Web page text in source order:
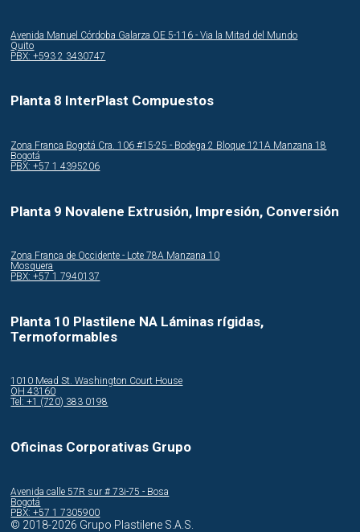
Avenida Manuel Córdoba Galarza OE 5-116 - Via la Mitad del Mundo
Quito
PBX: +593 2 3430747
Planta 8 InterPlast Compuestos
Zona Franca Bogotá Cra. 106 #15-25 - Bodega 2 Bloque 121A Manzana 18
Bogotá
PBX: +57 1 4395206
Planta 9 Novalene Extrusión, Impresión, Conversión
Zona Franca de Occidente - Lote 78A Manzana 10
Mosquera
PBX: +57 1 7940137
Planta 10 Plastilene NA Láminas rígidas,
Termoformables
1010 Mead St. Washington Court House
OH 43160
Tel: +1 (720) 383 0198
Oficinas Corporativas Grupo
Avenida calle 57R sur # 73i-75 - Bosa
Bogotá
PBX: +57 1 7305900
© 2018-2026 Grupo Plastilene S.A.S.